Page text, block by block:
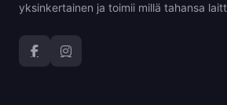
yksinkertainen ja toimii millä tahansa